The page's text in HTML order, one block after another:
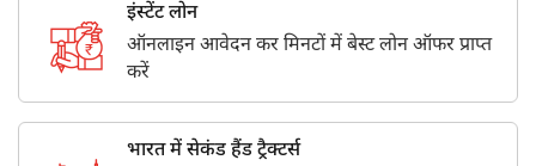
इंस्टेंट लोन
ऑनलाइन आवेदन कर मिनटों में बेस्ट लोन ऑफर प्राप्त
करें
भारत में सेकंड हैंड ट्रैक्टर्स